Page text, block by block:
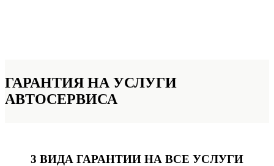
ГАРАНТИЯ НА УСЛУГИ
АВТОСЕРВИСА
3 ВИДА ГАРАНТИИ НА ВСЕ УСЛУГИ